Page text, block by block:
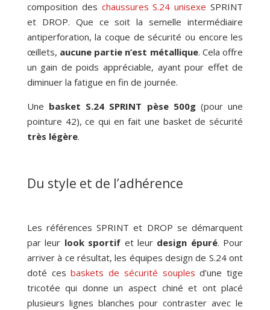
composition des chaussures S.24 unisexe SPRINT
et DROP. Que ce soit la semelle intermédiaire
antiperforation, la coque de sécurité ou encore les
œillets, aucune partie n’est métallique. Cela offre
un gain de poids appréciable, ayant pour effet de
diminuer la fatigue en fin de journée.
Une basket S.24 SPRINT pèse 500g(pour une
pointure 42), ce qui en fait une basket de sécurité
très légère.
Du style et de l’adhérence
Les références SPRINT et DROP se démarquent
par leur look sportif et leur design épuré. Pour
arriver à ce résultat, les équipes design de S.24 ont
doté cesbaskets de sécurité souples d’une tige
tricotée qui donne un aspect chiné et ont placé
plusieurs lignes blanches pour contraster avec le